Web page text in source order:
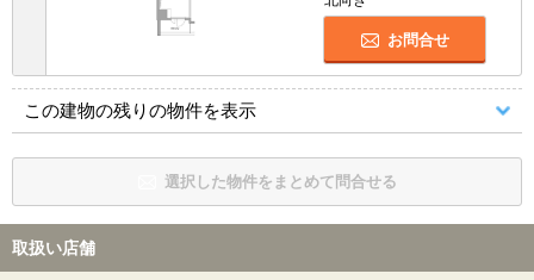
お問合せ
この建物の残りの物件を表示
選択した物件をまとめて問合せる
取扱い店舗